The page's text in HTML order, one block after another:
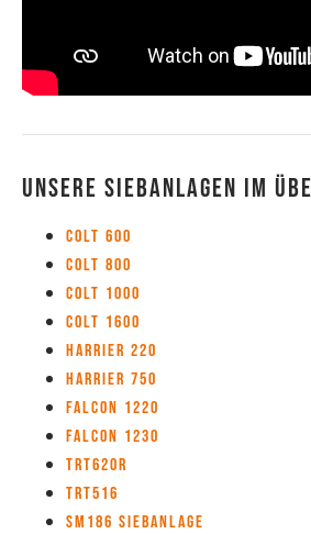
Unsere Siebanlagen im
Colt 600
Colt 800
Colt 1000
Colt 1600
Harrier 220
Harrier 750
Falcon 1220
Falcon 1230
TRT620R
TRT516
SM186 Siebanlage